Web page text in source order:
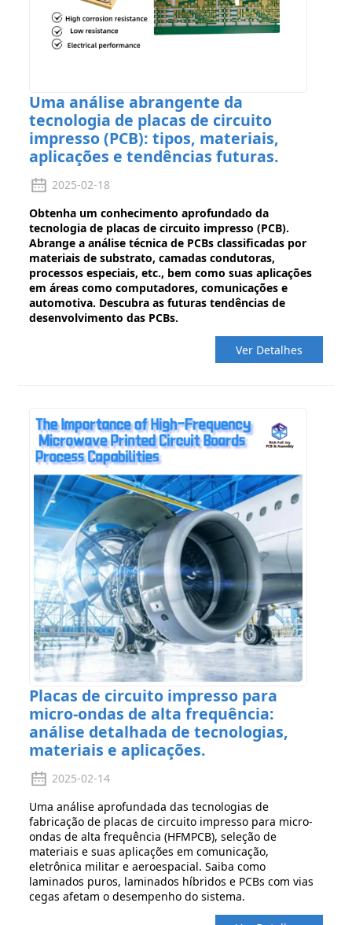
Uma análise abrangente da
tecnologia de placas de circuito
impresso (PCB): tipos, materiais,
aplicações e tendências futuras.
2025-02-18
Obtenha um conhecimento aprofundado da
tecnologia de placas de circuito impresso (PCB).
Abrange a análise técnica de PCBs classificadas por
materiais de substrato, camadas condutoras,
processos especiais, etc., bem como suas aplicações
em áreas como computadores, comunicações e
automotiva. Descubra as futuras tendências de
desenvolvimento das PCBs.
Ver Detalhes
Placas de circuito impresso para
micro-ondas de alta frequência:
análise detalhada de tecnologias,
materiais e aplicações.
2025-02-14
Uma análise aprofundada das tecnologias de
fabricação de placas de circuito impresso para micro-
ondas de alta frequência (HFMPCB), seleção de
materiais e suas aplicações em comunicação,
eletrônica militar e aeroespacial. Saiba como
laminados puros, laminados híbridos e PCBs com vias
cegas afetam o desempenho do sistema.